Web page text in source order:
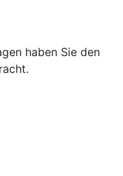
haben Sie den